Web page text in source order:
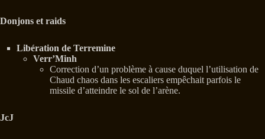
Donjons et raids
Libération de Terremine
Verr’Minh
Correction d’un problème à cause duquel l’utilisation de
Chaud chaos dans les escaliers empêchait parfois le
missile d’atteindre le sol de l’arène.
JcJ